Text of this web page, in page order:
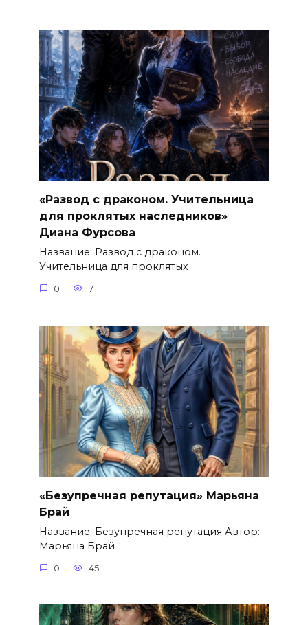
«Развод с драконом. Учительница
для проклятых наследников»
Диана Фурсова
Название: Развод с драконом.
Учительница для проклятых
0 7
«Безупречная репутация» Марьяна
Брай
Название: Безупречная репутация Автор:
Марьяна Брай
0 45